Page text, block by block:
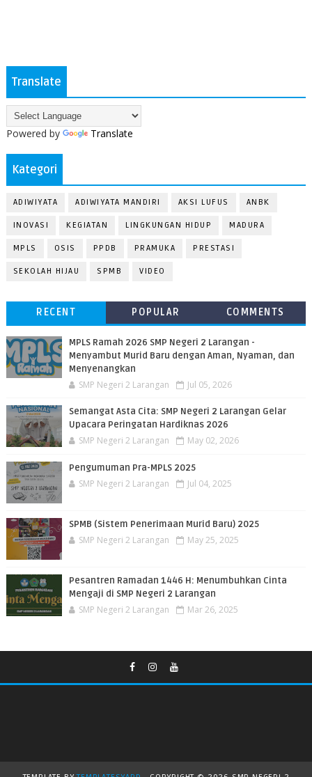
Translate
Powered by Translate
Kategori
ADIWIYATA ADIWIYATA MANDIRI AKSI LUFUS ANBK
INOVASI KEGIATAN LINGKUNGAN HIDUP MADURA
MPLS OSIS PPDB PRAMUKA PRESTASI
SEKOLAH HIJAU SPMB VIDEO
RECENT POPULAR COMMENTS
MPLS Ramah 2026 SMP Negeri 2 Larangan -
Menyambut Murid Baru dengan Aman, Nyaman, dan
Menyenangkan
SMP Negeri 2 Larangan Jul 05, 2026
Semangat Asta Cita: SMP Negeri 2 Larangan Gelar
Upacara Peringatan Hardiknas 2026
SMP Negeri 2 Larangan May 02, 2026
Pengumuman Pra-MPLS 2025
SMP Negeri 2 Larangan Jul 04, 2025
SPMB (Sistem Penerimaan Murid Baru) 2025
SMP Negeri 2 Larangan May 25, 2025
Pesantren Ramadan 1446 H: Menumbuhkan Cinta
Mengaji di SMP Negeri 2 Larangan
SMP Negeri 2 Larangan Mar 26, 2025